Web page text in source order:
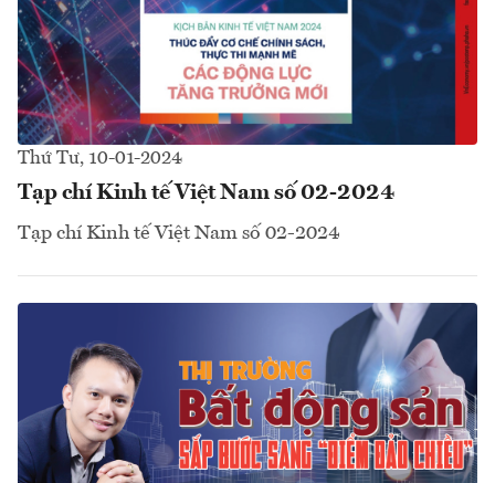
Thứ Tư, 10-01-2024
Tạp chí Kinh tế Việt Nam số 02-2024
Tạp chí Kinh tế Việt Nam số 02-2024